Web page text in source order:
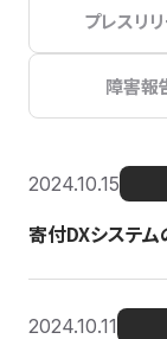
プレスリ
障害報
2024.10.15
寄付DXシステ
2024.10.11